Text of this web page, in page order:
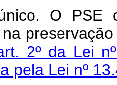
O PSE
2º da Lei
pela Lei nº